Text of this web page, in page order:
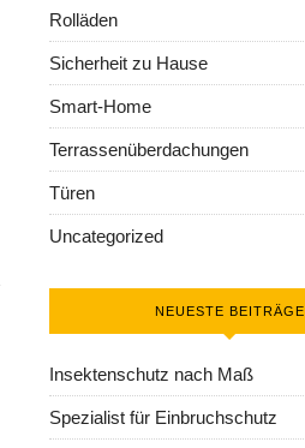
Rolläden
Sicherheit zu Hause
Smart-Home
Terrassenüberdachungen
Türen
Uncategorized
NEUESTE BEITRÄGE
Insektenschutz nach Maß
Spezialist für Einbruchschutz